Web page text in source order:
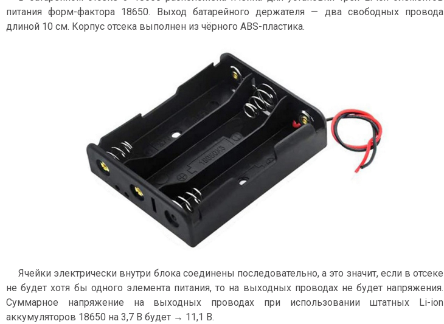
питания форм-фактора 18650. Выход батарейного держателя — два свободных провода
длиной 10 см. Корпус отсека выполнен из чёрного ABS-пластика.
Ячейки электрически внутри блока соединены последовательно, а это значит, если в отсеке
не будет хотя бы одного элемента питания, то на выходных проводах не будет напряжения.
Суммарное напряжение на выходных проводах при использовании штатных Li-ion
аккумуляторов 18650 на 3,7 В будет → 11,1 В.